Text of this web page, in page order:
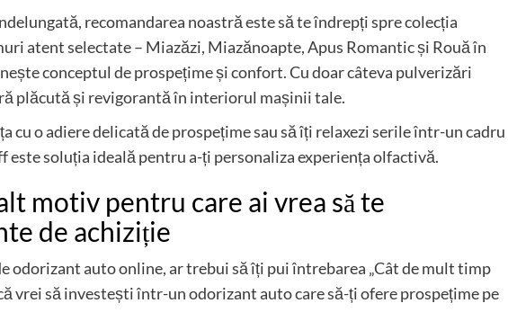
recomandarea noastră este să te îndrepți spre colecția
atent selectate – Miazăzi, Miazănoapte, Apus Romantic și Rouă în
conceptul de prospețime și confort. Cu doar câteva pulverizări
plăcută și revigorantă în interiorul mașinii tale.
cu o adiere delicată de prospețime sau să îți relaxezi serile într-un cadru
este soluția ideală pentru a-ți personaliza experiența olfactivă.
motiv pentru care ai vrea să te
de achiziție
odorizant auto online, ar trebui să îți pui întrebarea „Cât de mult timp
vrei să investești într-un odorizant auto care să-ți ofere prospețime pe